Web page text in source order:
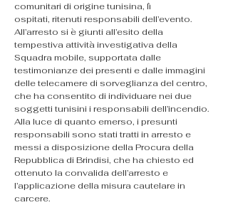
comunitari di origine tunisina, lì
ospitati, ritenuti responsabili dell’evento.
All’arresto si è giunti all’esito della
tempestiva attività investigativa della
Squadra mobile, supportata dalle
testimonianze dei presenti e dalle immagini
delle telecamere di sorveglianza del centro,
che ha consentito di individuare nei due
soggetti tunisini i responsabili dell’incendio.
Alla luce di quanto emerso, i presunti
responsabili sono stati tratti in arresto e
messi a disposizione della Procura della
Repubblica di Brindisi, che ha chiesto ed
ottenuto la convalida dell’arresto e
l’applicazione della misura cautelare in
carcere.